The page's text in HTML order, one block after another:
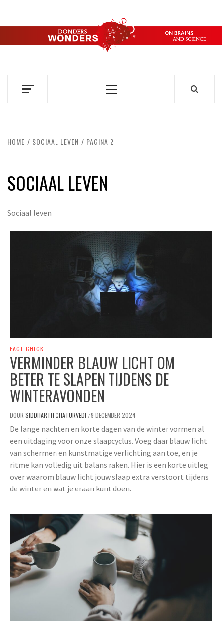
de
DONDERS
OVER HERSENEN EN WETENSCHAP // ON BRAINS AND
Primair
HOME SOCIAAL LEVEN PAGINA 2
SOCIAAL LEVEN
Sociaal leven
FACT CHECK
VERMINDER BLAUW LICHT OM
BETER TE SLAPEN TIJDENS DE
WINTERAVONDEN
DOOR SIDDHARTH CHATURVEDI /9 DECEMBER 2024
De lange nachten en korte dagen van de winter vormen al
een uitdaging voor onze slaapcyclus. Voeg daar blauw licht
van schermen en kunstmatige verlichting aan toe, en je
ritme kan volledig uit balans raken. Hier is een korte uitleg
over waarom blauw licht jouw slaap extra verstoort tijdens
de winter en wat je eraan kunt doen.